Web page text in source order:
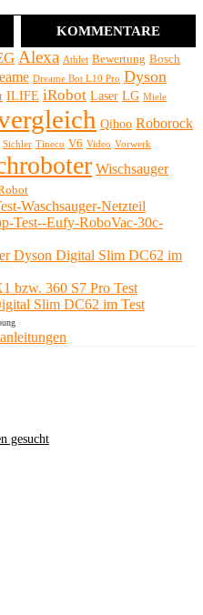
KOMMENTARE
Alexa Athlet Bewertung Bosch
Dreame Bot L10 Pro Dyson
ILIFE iRobot Laser LG Miele
Qihoo Roborock
Sichler Tineco V6 Video Vorwerk
Wischsauger
Waschsauger-Netzteil
Test--Eufy-RoboVac-30c-
Dyson Digital Slim DC62 im
bzw. 360 S7 Pro Test
Slim DC62 im Test
gesucht